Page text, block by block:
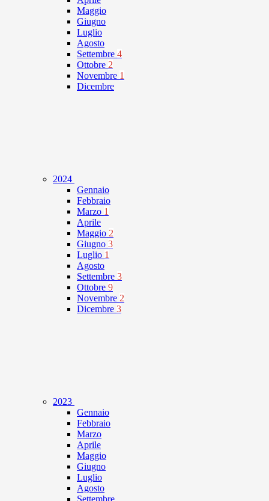
Maggio
Giugno
Luglio
Agosto
Settembre 4
Ottobre 2
Novembre 1
Dicembre
2024
Gennaio
Febbraio
Marzo 1
Aprile
Maggio 2
Giugno 3
Luglio 1
Agosto
Settembre 3
Ottobre 9
Novembre 2
Dicembre 3
2023
Gennaio
Febbraio
Marzo
Aprile
Maggio
Giugno
Luglio
Agosto